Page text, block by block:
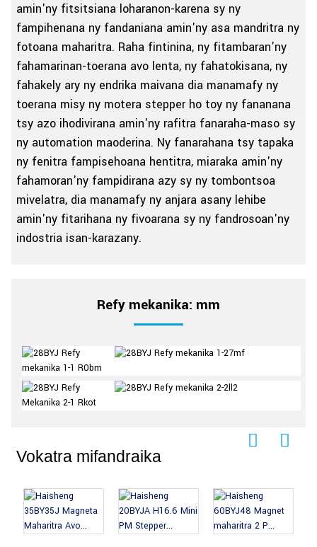
amin'ny fitsitsiana loharanon-karena sy ny
fampihenana ny fandaniana amin'ny asa mandritra ny
fotoana maharitra. Raha fintinina, ny fitambaran'ny
fahamarinan-toerana avo lenta, ny fahatokisana, ny
fahakely ary ny endrika maivana dia manamafy ny
toerana misy ny motera stepper ho toy ny fananana
tsy azo ihodivirana amin'ny rafitra fanaraha-maso sy
ny automation maoderina. Ny fanarahana tsy tapaka
ny fenitra fampisehoana hentitra, miaraka amin'ny
fahamoran'ny fampidirana azy sy ny tombontsoa
mivelatra, dia manamafy ny anjara asany lehibe
amin'ny fitarihana ny fivoarana sy ny fandrosoan'ny
indostria isan-karazany.
Refy mekanika: mm
Vokatra mifandraika